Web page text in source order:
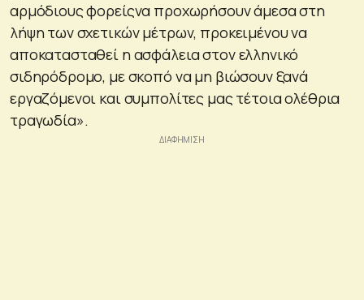
αρμόδιους φορείςνα προχωρήσουν άμεσα στη
λήψη των σχετικών μέτρων, προκειμένου να
αποκατασταθεί η ασφάλεια στον ελληνικό
σιδηρόδρομο, με σκοπό να μη βιώσουν ξανά
εργαζόμενοι και συμπολίτες μας τέτοια ολέθρια
τραγωδία».